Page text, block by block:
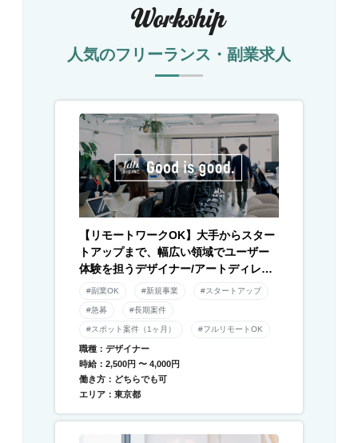
人気のフリーランス・副業求人
【リモートワークOK】大手からスター
トアップまで、幅広い領域でユーザー
体験を担うデザイナー/アートディレク
ター募集！
#副業OK #新規事業 #スタートアップ
#急募 #長期案件
#スポット案件（1ヶ月） #フルリモートOK
職種：デザイナー
時給：2,500円 〜 4,000円
働き方：どちらでも可
エリア：東京都